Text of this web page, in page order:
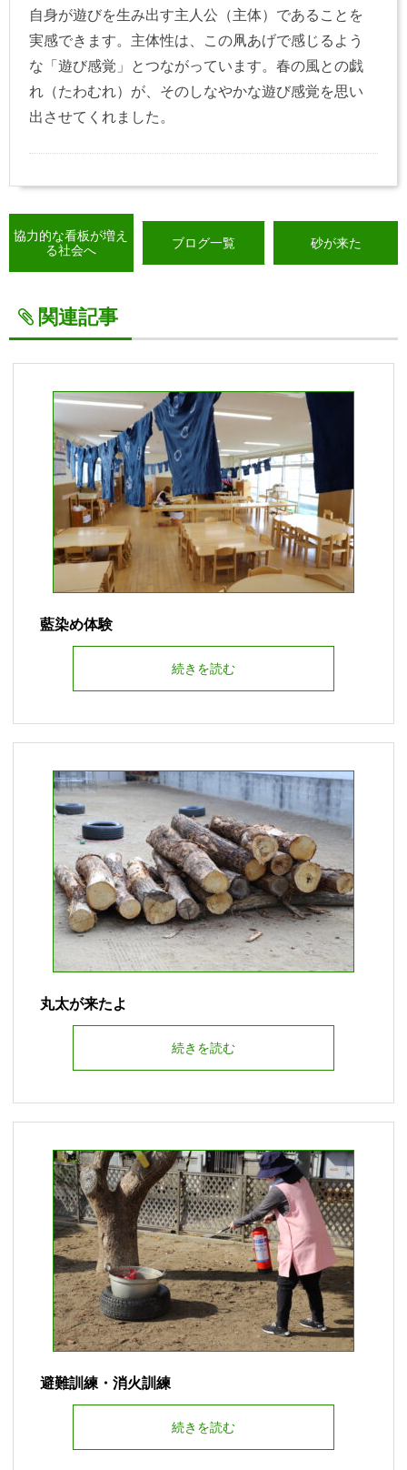
自身が遊びを生み出す主人公（主体）であることを
実感できます。主体性は、この凧あげで感じるよう
な「遊び感覚」とつながっています。春の風との戯
れ（たわむれ）が、そのしなやかな遊び感覚を思い
出させてくれました。
協力的な看板が増え
る社会へ
ブログ一覧 砂が来た
関連記事
藍染め体験
続きを読む
丸太が来たよ
続きを読む
避難訓練・消火訓練
続きを読む